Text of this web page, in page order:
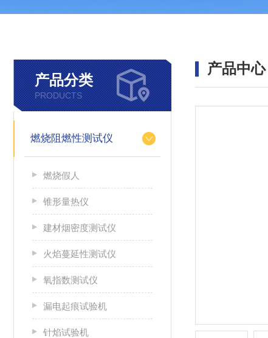
产品分类
PRODUCTS
燃烧阻燃性测试仪
燃烧假人
锥形量热仪
建材烟密度测试仪
火焰蔓延性测试仪
氧指数测试仪
漏电起痕试验机
针焰试验机
产品中心